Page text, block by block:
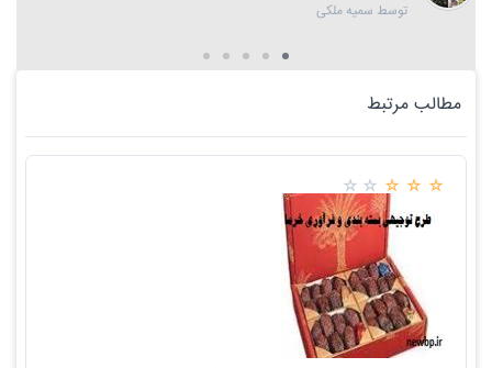
توسط سمیه ملکی
مطالب مرتبط